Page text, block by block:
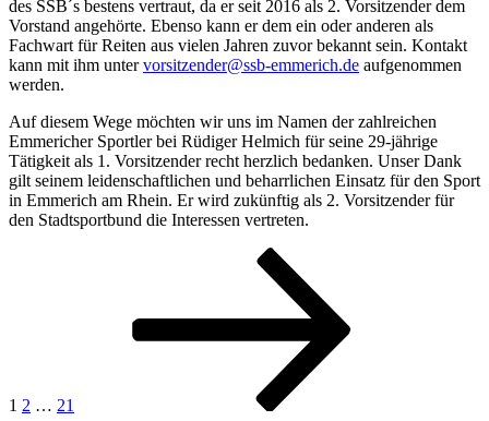
des SSB´s bestens vertraut, da er seit 2016 als 2. Vorsitzender dem
Vorstand angehörte. Ebenso kann er dem ein oder anderen als
Fachwart für Reiten aus vielen Jahren zuvor bekannt sein. Kontakt
kann mit ihm untervorsitzender@ssb-emmerich.de aufgenommen
werden.
Auf diesem Wege möchten wir uns im Namen der zahlreichen
Emmericher Sportler bei Rüdiger Helmich für seine 29-jährige
Tätigkeit als 1. Vorsitzender recht herzlich bedanken. Unser Dank
gilt seinem leidenschaftlichen und beharrlichen Einsatz für den Sport
in Emmerich am Rhein. Er wird zukünftig als 2. Vorsitzender für
den Stadtsportbund die Interessen vertreten.
1 2 … 21